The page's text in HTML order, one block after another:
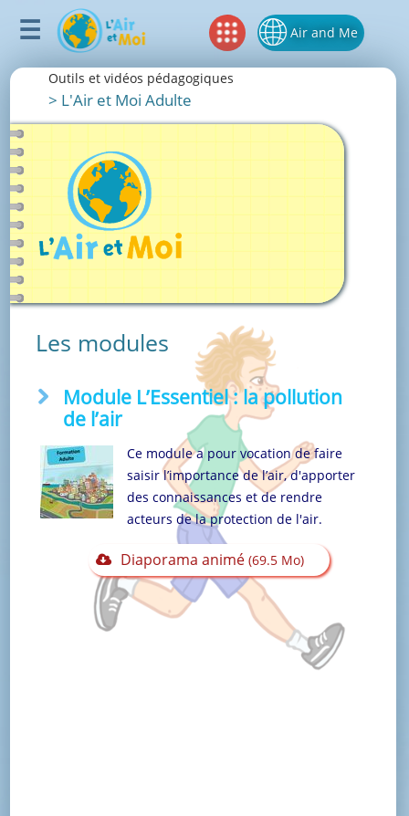
Air and Me
Outils et vidéos pédagogiques
> L'Air et Moi Adulte
Les modules
Module L’Essentiel : la pollution
de l’air
Ce module a pour vocation de faire
saisir l’importance de l’air, d'apporter
des connaissances et de rendre
acteurs de la protection de l'air.
Diaporama animé(69.5 Mo)